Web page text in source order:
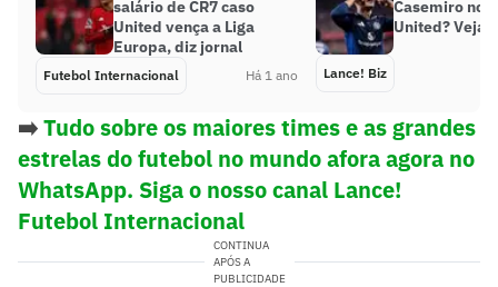
salário de CR7 caso
United vença a Liga
Europa, diz jornal
Futebol Internacional Há 1 ano
Casemiro no
United? Veja
Lance! Biz
➡️Tudo sobre os maiores times e as grandes
estrelas do futebol no mundo afora agora no
WhatsApp. Siga o nosso canal Lance!
Futebol Internacional
CONTINUA
APÓS A
PUBLICIDADE